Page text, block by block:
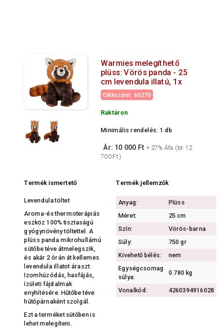
Warmies melegíthető
plüss: Vörös panda - 25
cm levendula illatú, 1x
Cikkszám: 60270
Raktáron
Minimális rendelés: 1 db
Ár: 10 000 Ft + 27% Áfa (br. 12
700 Ft )
Termék ismertető
Levendula töltet
Aroma-és thermoterápiás
eszköz 100% tisztaságú
gyógynövény töltettel. A
plüss panda mikrohullámú
sütőbe téve átmelegszik,
és akár 2 órán át kellemes
levendula illatot áraszt.
Izomhúzódás, hasfájás,
ízületi fájdalmak
enyhítésére. Hűtőbe téve
hűtőpárnaként szolgál .
Ezt a terméket sütőben is
lehet melegíteni.
Termék jellemzők
Anyag:
Plüss
Méret:
25 cm
Szín:
Vörös-barna
Súly:
750 gr
Kivehető bélés:
nem
Egységcsomag
súlya:
0.780 kg
Vonalkód: 4260394916028